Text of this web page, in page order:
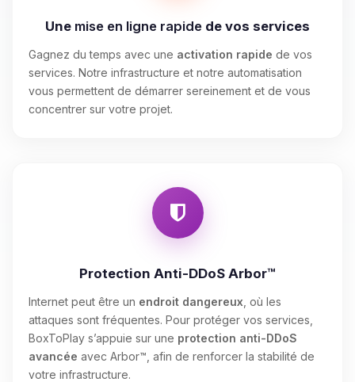
Une mise en ligne rapide de vos services
Gagnez du temps avec une activation rapide de vos
services. Notre infrastructure et notre automatisation
vous permettent de démarrer sereinement et de vous
concentrer sur votre projet.
Protection Anti-DDoS Arbor™
Internet peut être un endroit dangereux , où les
attaques sont fréquentes. Pour protéger vos services,
BoxToPlay s’appuie sur une protection anti-DDoS
avancée avec Arbor™, afin de renforcer la stabilité de
votre infrastructure.